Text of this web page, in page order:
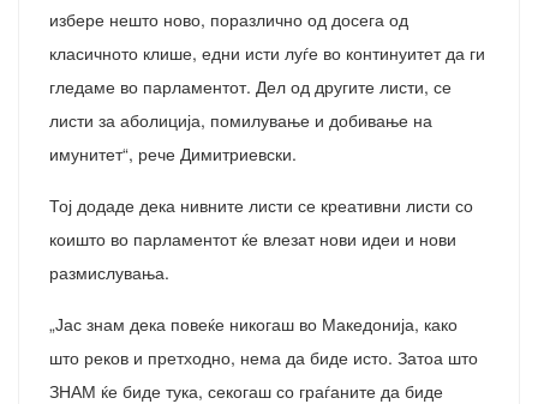
избере нешто ново, поразлично од досега од
класичното клише, едни исти луѓе во континуитет да ги
гледаме во парламентот. Дел од другите листи, се
листи за аболиција, помилување и добивање на
имунитет“, рече Димитриевски.
Тој додаде дека нивните листи се креативни листи со
коишто во парламентот ќе влезат нови идеи и нови
размислувања.
„Јас знам дека повеќе никогаш во Македонија, како
што реков и претходно, нема да биде исто. Затоа што
ЗНАМ ќе биде тука, секогаш со граѓаните да биде